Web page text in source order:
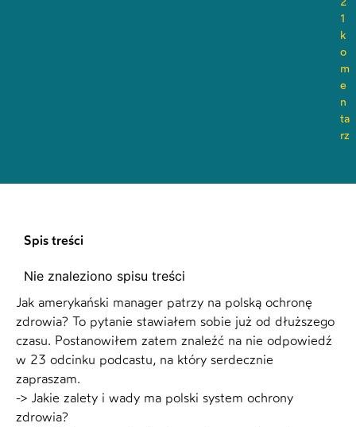
1
k
o
m
e
n
ta
rz
Spis treści
Nie znaleziono spisu treści
Jak amerykański manager patrzy na polską ochronę
zdrowia? To pytanie stawiałem sobie już od dłuższego
czasu. Postanowiłem zatem znaleźć na nie odpowiedź
w 23 odcinku podcastu, na który serdecznie
zapraszam.
-> Jakie zalety i wady ma polski system ochrony
zdrowia?